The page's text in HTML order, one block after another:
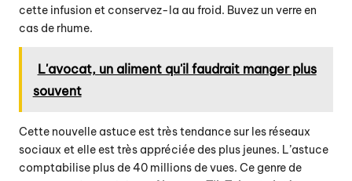
cette infusion et conservez-la au froid. Buvez un verre en
cas de rhume.
L'avocat, un aliment qu'il faudrait manger plus
souvent
Cette nouvelle astuce est très tendance sur les réseaux
sociaux et elle est très appréciée des plus jeunes. L’astuce
comptabilise plus de 40 millions de vues. Ce genre de